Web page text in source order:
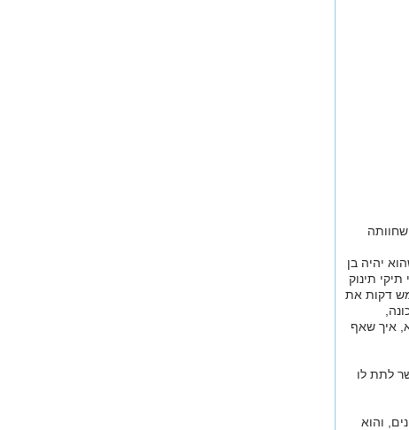
יהיה בן
תינוק
דקות את
איך שאף
לתת לו
והוא